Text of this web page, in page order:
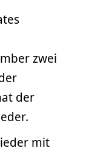
zwei
der
mit